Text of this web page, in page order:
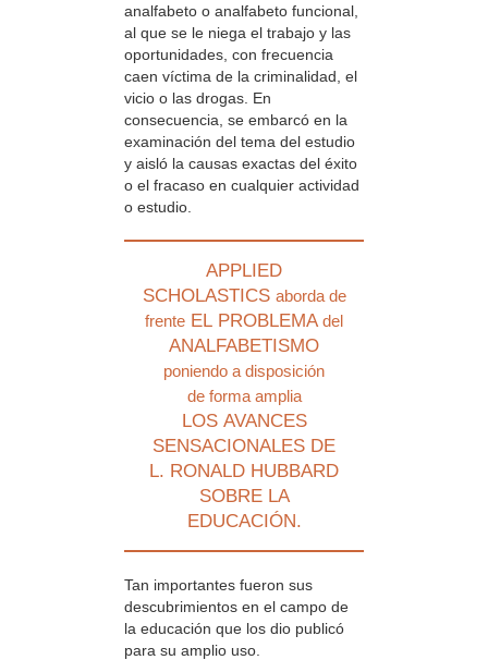
analfabeto o analfabeto funcional,
al que se le niega el trabajo y las
oportunidades, con frecuencia
caen víctima de la criminalidad, el
vicio o las drogas. En
consecuencia, se embarcó en la
examinación del tema del estudio
y aisló la causas exactas del éxito
o el fracaso en cualquier actividad
o estudio.
APPLIED
SCHOLASTICS aborda de
frente EL PROBLEMAdel
ANALFABETISMO
poniendo a disposición
de forma amplia
LOS AVANCES
SENSACIONALES DE
L. RONALD HUBBARD
SOBRE LA
EDUCACIÓN.
Tan importantes fueron sus
descubrimientos en el campo de
la educación que los dio publicó
para su amplio uso.